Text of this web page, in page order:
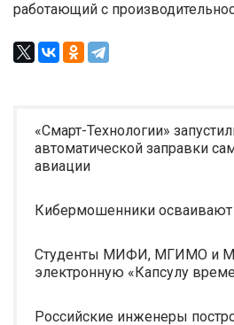
работающий с
«Смарт-Технологии»
автоматической заправки
авиации
Кибермошенники осваивают
Студенты МИФИ, МГИМО и
электронную «Капсулу
Российские инженеры